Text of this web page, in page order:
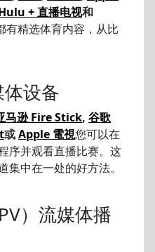
+ 直播电视和
有精选体育内容，从比
设备
马逊 Fire Stick, 谷歌
或Apple 電視您可以在
序并观看直播比赛。这
集中在一处的好方法。
）流媒体播